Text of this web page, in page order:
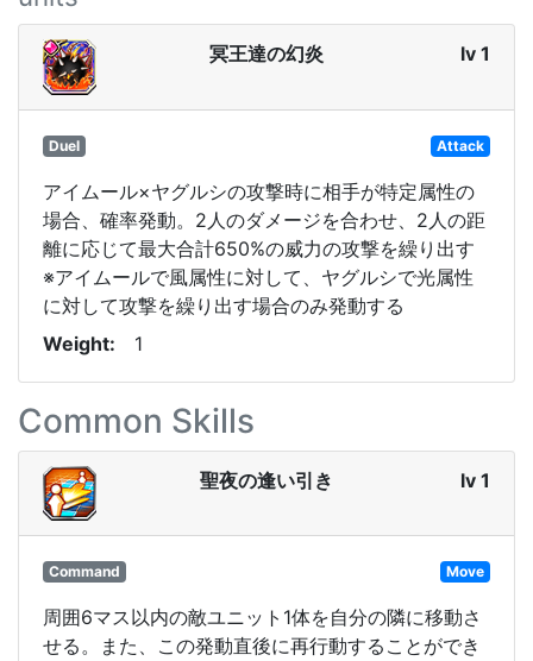
冥王達の幻炎 lv 1
Duel Attack
アイムール×ヤグルシの攻撃時に相手が特定属性の
場合、確率発動。2人のダメージを合わせ、2人の距
離に応じて最大合計650%の威力の攻撃を繰り出す
※アイムールで風属性に対して、ヤグルシで光属性
に対して攻撃を繰り出す場合のみ発動する
Weight
1
Common Skills
聖夜の逢い引き lv 1
Command Move
周囲6マス以内の敵ユニット1体を自分の隣に移動さ
せる。また、この発動直後に再行動することができ